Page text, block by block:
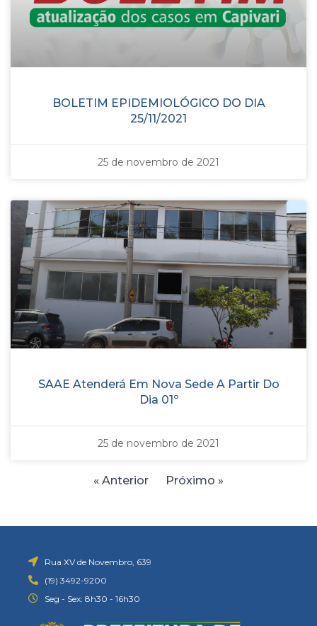
BOLETIM EPIDEMIOLÓGICO DO DIA
25/11/2021
25 de novembro de 2021
SAAE Atenderá Em Nova Sede A Partir Do
Dia 01º
25 de novembro de 2021
« Anterior Próximo »
Rua XV de Novembro, 639
(19) 3492-9200
Seg - Sex: 8h30 - 16h30